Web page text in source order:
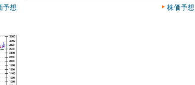
予想 株価予想